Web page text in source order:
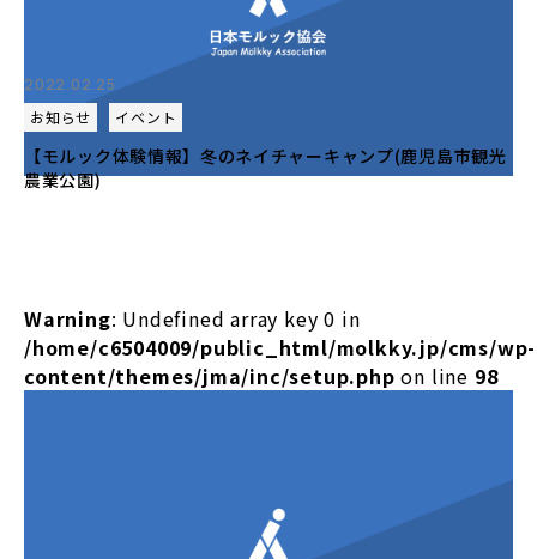
2022.02.25
お知らせ
イベント
【モルック体験情報】冬のネイチャーキャンプ(鹿児島市観光
農業公園)
Warning: Undefined array key 0 in
/home/c6504009/public_html/molkky.jp/cms/wp-
content/themes/jma/inc/setup.php on line 98